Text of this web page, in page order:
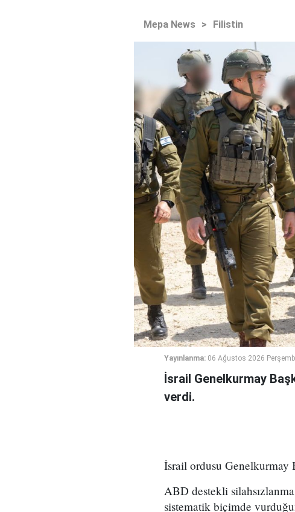
Mepa News > Filistin
Yayınlanma: 06 Ağustos 2026
İsrail Genelkurmay
verdi.
İsrail ordusu Genelkurmay
ABD destekli
sistematik biçimde